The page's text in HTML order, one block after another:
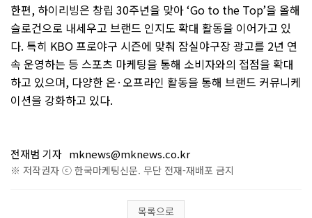
한편, 하이리빙은 창립 30주년을 맞아‘Go to the Top’을 올해
슬로건으로 내세우고 브랜드 인지도 확대 활동을 이어가고 있
다. 특히 KBO프로야구 시즌에 맞춰 잠실야구장 광고를 2년 연
속 운영하는 등 스포츠 마케팅을 통해 소비자와의 접점을 확대
하고 있으며, 다양한 온· 오프라인 활동을 통해 브랜드 커뮤니케
이션을 강화하고 있다.
전재범 기자 mknews@mknews.co.kr
※ 저작권자 ⓒ 한국마케팅신문. 무단 전재-재배포 금지
목록으로